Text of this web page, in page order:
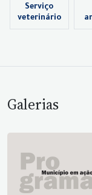
Serviço
veterinário
Galerias